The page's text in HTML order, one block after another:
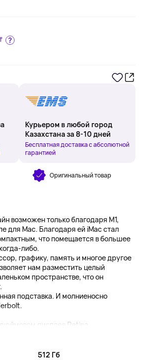
Курьером в любой город
Казахстана за 8-10 дней
Бесплатная доставка с абсолютной
гарантией
Оригинальный товар
возможен только благодаря M1,
для Mac. Благодаря ей iMac стал
что помещается в большее
либо.
графику, память и многое другое
нам разместить целый
пространстве, что он
подставка. И молниеносно
дисплее Retina...
512 Гб